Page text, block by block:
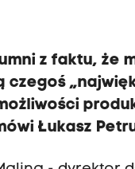
z faktu, że
czegoś
Łukasz